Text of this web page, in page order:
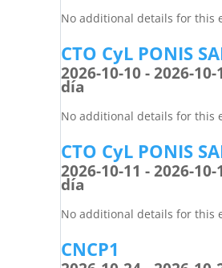
No additional details for this
CTO CyL PONIS
2026-10-10 - 2026-
día
No additional details for this
CTO CyL PONIS
2026-10-11 - 2026-
día
No additional details for this
CNCP1